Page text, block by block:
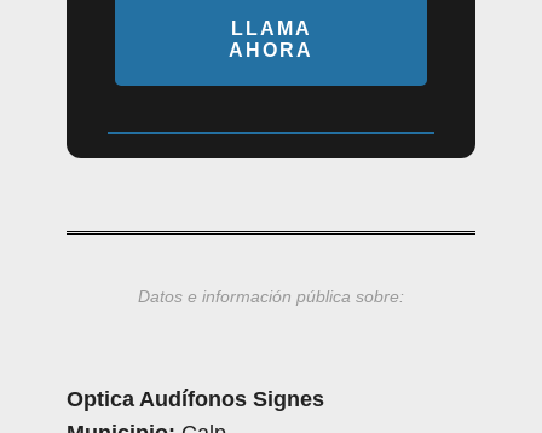
LLAMA
AHORA
Datos e información pública sobre:
Optica Audífonos Signes